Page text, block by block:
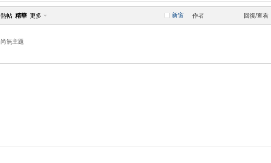
新窗
熱帖 精華 更多 作者 回復/查看
無主題